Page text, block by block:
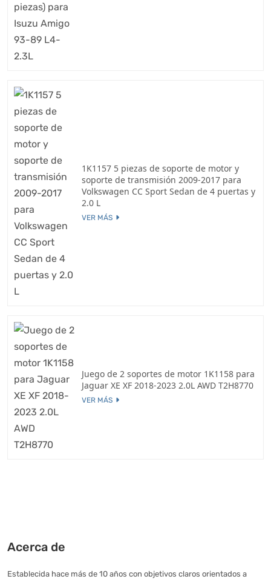
1K1157 5 piezas de soporte de motor y
soporte de transmisión 2009-2017 para
Volkswagen CC Sport Sedan de 4 puertas y
2.0 L
VER MÁS
Juego de 2 soportes de motor 1K1158 para
Jaguar XE XF 2018-2023 2.0L AWD T2H8770
VER MÁS
Acerca de
Establecida hace más de 10 años con objetivos claros orientados a